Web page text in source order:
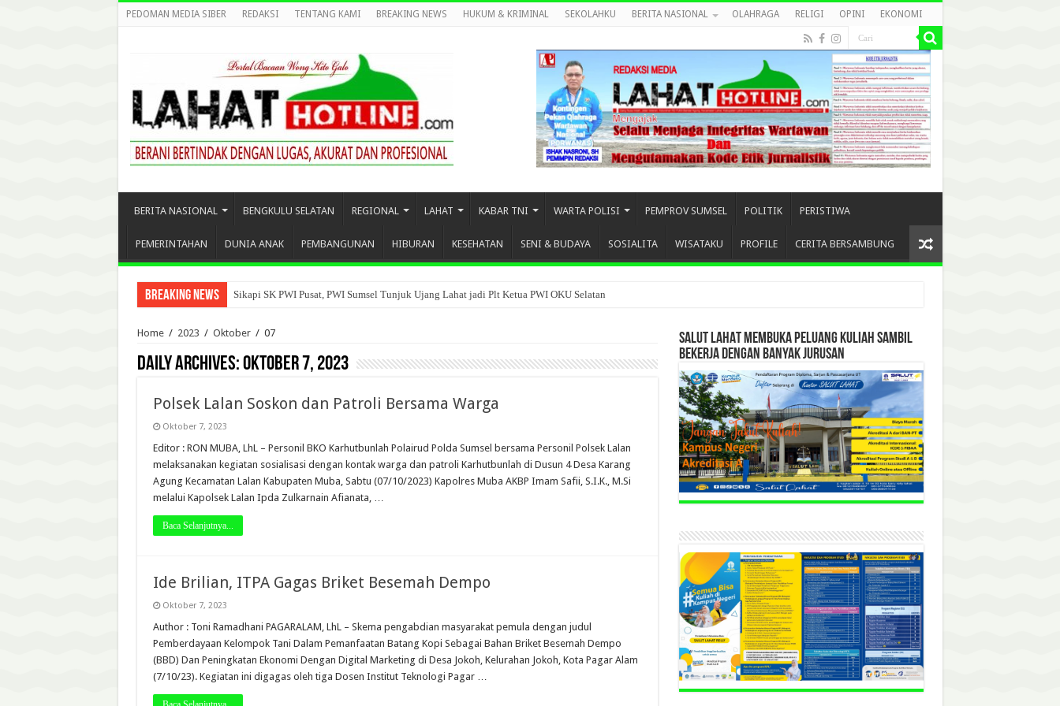
PEDOMAN MEDIA SIBER REDAKSI TENTANG KAMI BREAKING NEWS HUKUM & KRIMINAL SEKOLAHKU BERITA NASIONAL OLAHRAGA RELIGI OPINI EKONOMI
BERITA NASIONAL BENGKULU SELATAN REGIONAL LAHAT KABAR TNI WARTA POLISI PEMPROV SUMSEL POLITIK PERISTIWA
PEMERINTAHAN DUNIA ANAK PEMBANGUNAN HIBURAN KESEHATAN SENI & BUDAYA SOSIALITA WISATAKU PROFILE CERITA BERSAMBUNG
Breaking News Sikapi SK PWI Pusat, PWI Sumsel Tunjuk Ujang Lahat jadi Plt Ketua PWI OKU Selatan
Home / 2023 / Oktober / 07
Daily Archives:Oktober 7, 2023
Polsek Lalan Soskon dan Patroli Bersama Warga
Oktober 7, 2023
Editor : RON MUBA, LhL – Personil BKO Karhutbunlah Polairud Polda Sumsel bersama Personil Polsek Lalan
melaksanakan kegiatan sosialisasi dengan kontak warga dan patroli Karhutbunlah di Dusun 4 Desa Karang
Agung Kecamatan Lalan Kabupaten Muba, Sabtu (07/10/2023) Kapolres Muba AKBP Imam Safii, S.I.K., M.Si
melalui Kapolsek Lalan Ipda Zulkarnain Afianata, …
Baca Selanjutnya...
Ide Brilian, ITPA Gagas Briket Besemah Dempo
Oktober 7, 2023
Author : Toni Ramadhani PAGARALAM, LhL – Skema pengabdian masyarakat pemula dengan judul
Pemberdayaan Kelompok Tani Dalam Pemanfaatan Batang Kopi Sebagai Bahan Briket Besemah Dempo
(BBD) Dan Peningkatan Ekonomi Dengan Digital Marketing di Desa Jokoh, Kelurahan Jokoh, Kota Pagar Alam
(7/10/23). Kegiatan ini digagas oleh tiga Dosen Institut Teknologi Pagar …
SALUT LAHAT MEMBUKA PELUANG KULIAH SAMBIL
BEKERJA DENGAN BANYAK JURUSAN